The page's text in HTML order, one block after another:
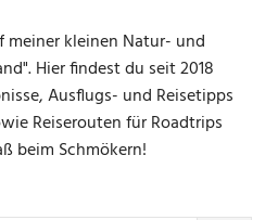
meiner kleinen Natur- und
Hier findest du seit 2018
Ausflugs- und Reisetipps
Reiserouten für Roadtrips
beim Schmökern!